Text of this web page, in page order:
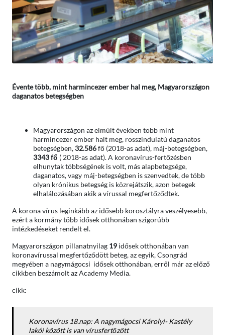
Évente több, mint harmincezer ember hal meg, Magyarországon
daganatos betegségben
Magyarországon az elmúlt években több mint
harmincezer ember halt meg, rosszindulatú daganatos
betegségben,32.586fő (2018-as adat), máj-betegségben,
3343 fő ( 2018-as adat). A koronavírus-fertőzésben
elhunytak többségének is volt, más alapbetegsége,
daganatos, vagy máj-betegségben is szenvedtek, de több
olyan krónikus betegség is közrejátszik, azon betegek
elhalálozásában akik a vírussal megfertőződtek.
A korona vírus leginkább az idősebb korosztályra veszélyesebb,
ezért a kormány több idősek otthonában szigorúbb
intézkedéseket rendelt el.
Magyarországon pillanatnyilag 19idősek otthonában van
koronavírussal megfertőződött beteg, az egyik, Csongrád
megyében a nagymágocsi idősek otthonában, erről már az előző
cikkben beszámolt az Academy Media.
cikk:
Koronavírus 18.nap: A nagymágocsi Károlyi- Kastély
lakói között is van vírusfertőzött